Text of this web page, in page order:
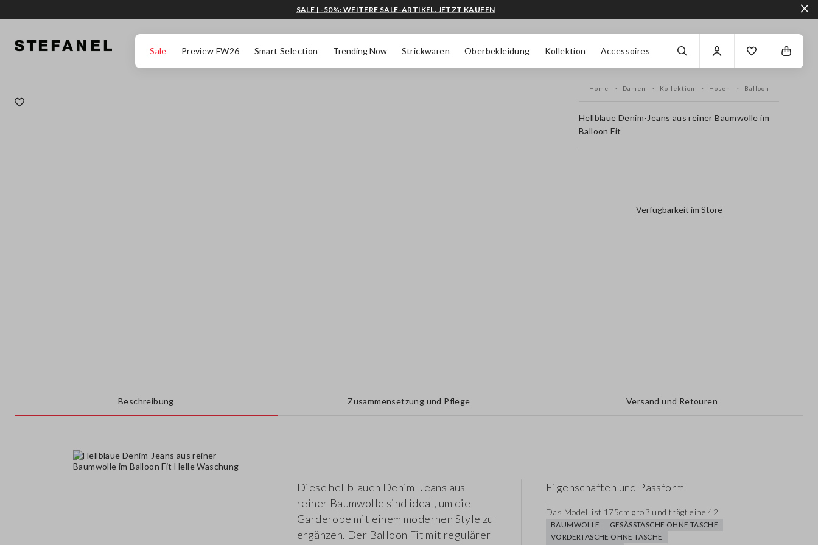
Sale Preview FW26 Smart Selection Trending Now Strickwaren Oberbekleidung Kollektion Accessoires
SALE | -50%: WEITERE SALE-ARTIKEL. JETZT KAUFEN
Home Damen Kollektion Hosen Balloon
Hellblaue Denim-Jeans aus reiner Baumwolle im
Balloon Fit
Verfügbarkeit im Store
Beschreibung Zusammensetzung und Pflege Versand und Retouren
Diese hellblauen Denim-Jeans aus
reiner Baumwolle sind ideal, um die
Garderobe mit einem modernen Style zu
ergänzen. Der Balloon Fit mit regulärer
Eigenschaften und Passform
Das Modell ist 175cm groß und trägt eine 42.
BAUMWOLLE
GESÄSSTASCHE OHNE TASCHE
VORDERTASCHE OHNE TASCHE